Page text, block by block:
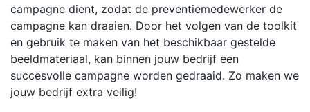
campagne dient, zodat de preventiemedewerker de
campagne kan draaien. Door het volgen van de toolkit
en gebruik te maken van het beschikbaar gestelde
beeldmateriaal, kan binnen jouw bedrijf een
succesvolle campagne worden gedraaid. Zo maken we
jouw bedrijf extra veilig!